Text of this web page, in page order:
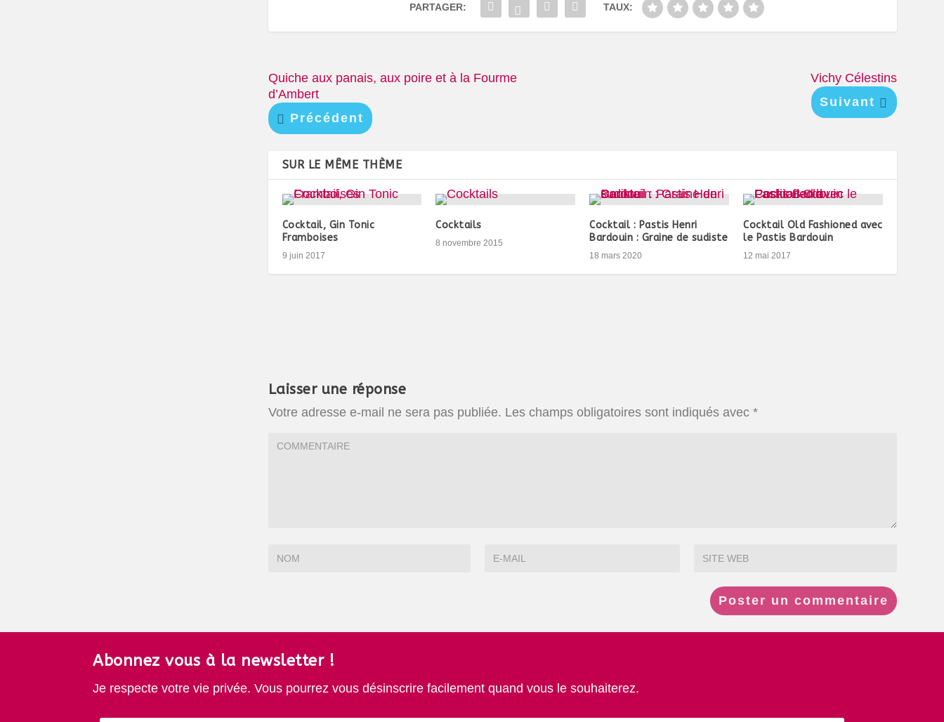
PARTAGER: TAUX:
Quiche aux panais, aux poire et à la Fourme
d’Ambert
Précédent
Vichy Célestins
Suivant
SUR LE MÊME THÈME
Cocktail, Gin Tonic
Framboises
9 juin 2017
Cocktails
8 novembre 2015
Cocktail : Pastis Henri
Bardouin : Graine de sudiste
18 mars 2020
Cocktail Old Fashioned avec
le Pastis Bardouin
12 mai 2017
Laisser une réponse
Votre adresse e-mail ne sera pas publiée. Les champs obligatoires sont indiqués avec *
Abonnez vous à la newsletter !
Je respecte votre vie privée. Vous pourrez vous désinscrire facilement quand vous le souhaiterez.